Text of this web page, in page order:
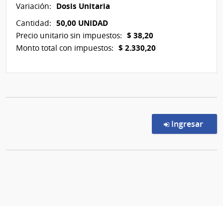
Variación: Dosis Unitaria
Cantidad: 50,00 UNIDAD
Precio unitario sin impuestos: $ 38,20
Monto total con impuestos: $ 2.330,20
Ingresar